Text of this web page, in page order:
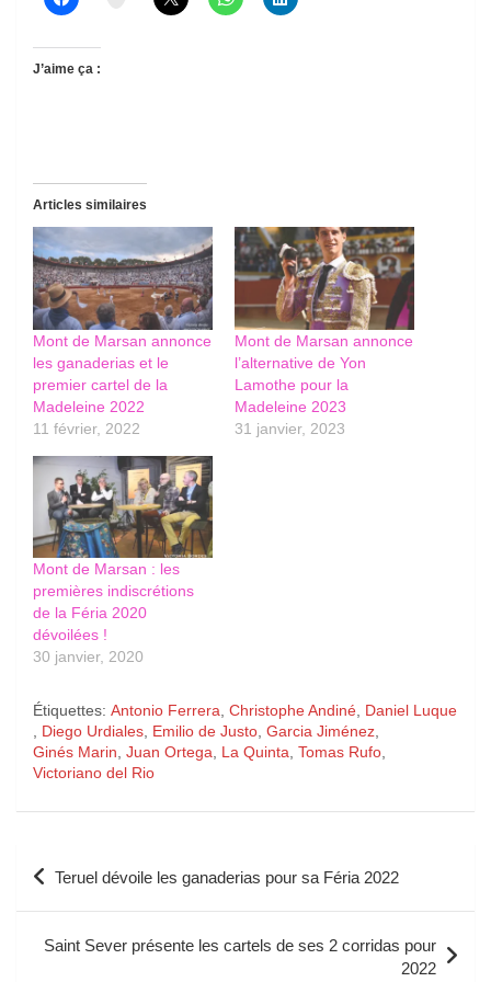
J’aime ça :
Articles similaires
Mont de Marsan annonce
les ganaderias et le
premier cartel de la
Madeleine 2022
11 février, 2022
Mont de Marsan annonce
l’alternative de Yon
Lamothe pour la
Madeleine 2023
31 janvier, 2023
Mont de Marsan : les
premières indiscrétions
de la Féria 2020
dévoilées !
30 janvier, 2020
Étiquettes: Antonio Ferrera, Christophe Andiné, Daniel Luque
, Diego Urdiales, Emilio de Justo, Garcia Jiménez,
Ginés Marin, Juan Ortega, La Quinta, Tomas Rufo,
Victoriano del Rio
Navigation
Teruel dévoile les ganaderias pour sa Féria 2022
Saint Sever présente les cartels de ses 2 corridas pour
2022